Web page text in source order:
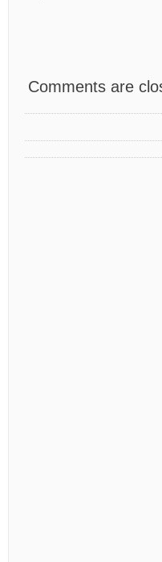
Comments are